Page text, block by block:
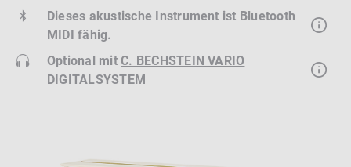
Dieses akustische Instrument ist Bluetooth
MIDI fähig.
Optional mitC. BECHSTEIN VARIO
DIGITALSYSTEM